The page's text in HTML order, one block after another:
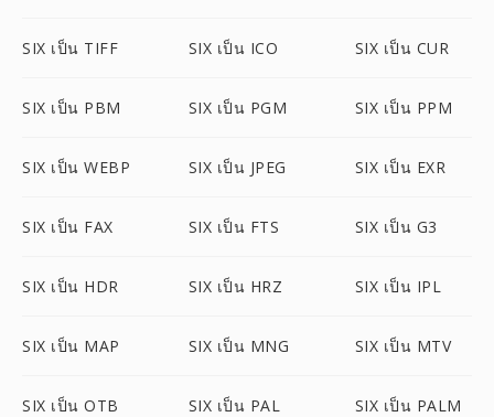
SIX เป็น TIFF SIX เป็น ICO SIX เป็น CUR
SIX เป็น PBM SIX เป็น PGM SIX เป็น PPM
SIX เป็น WEBP SIX เป็น JPEG SIX เป็น EXR
SIX เป็น FAX SIX เป็น FTS SIX เป็น G3
SIX เป็น HDR SIX เป็น HRZ SIX เป็น IPL
SIX เป็น MAP SIX เป็น MNG SIX เป็น MTV
SIX เป็น OTB SIX เป็น PAL SIX เป็น PALM